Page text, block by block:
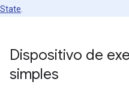
State
Dispositivo de
simples